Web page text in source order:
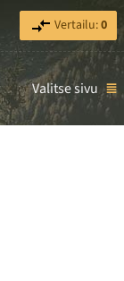
Vertailu:0
Valitse sivu